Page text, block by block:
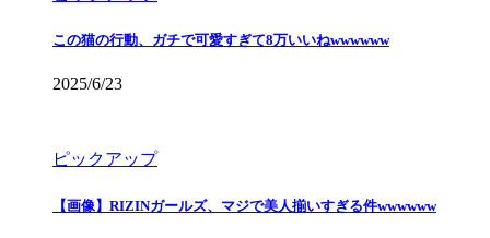
この猫の行動、ガチで可愛すぎて8万いいねwwwwww
2025/6/23
ピックアップ
【画像】RIZINガールズ、マジで美人揃いすぎる件wwwwww